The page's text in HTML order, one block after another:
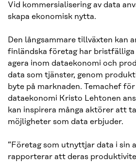
Vid kommersialisering av data
skapa ekonomisk nytta.
Den långsammare tillväxten kan
finländska företag har
agera inom dataekonomi och
data som tjänster, genom
byte på marknaden. Temachef
dataekonomi Kristo Lehtonen
kan inspirera många aktörer att
möjligheter som data erbjuder.
”Företag som utnyttjar data i sin
rapporterar att deras